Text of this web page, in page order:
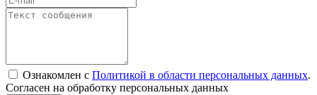
Ознакомлен с Политикой в области персональных данных.
Согласен на обработку персональных данных